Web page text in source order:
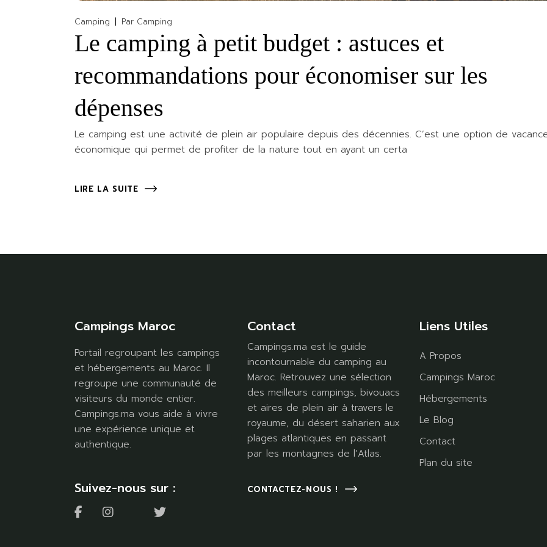
Camping Par Camping
Le camping à petit budget : astuces et
recommandations pour économiser sur les
dépenses
Le camping est une activité de plein air populaire depuis des décennies. C’est une option de
économique qui permet de profiter de la nature tout en ayant un certa
LIRE LA SUITE
Campings Maroc
Portail regroupant les campings
et hébergements au Maroc. Il
regroupe une communauté de
visiteurs du monde entier.
Campings.ma vous aide à vivre
une expérience unique et
authentique.
Suivez-nous sur :
Contact
Campings.ma est le guide
incontournable du camping au
Maroc. Retrouvez une sélection
des meilleurs campings, bivouacs
et aires de plein air à travers le
royaume, du désert saharien aux
plages atlantiques en passant
par les montagnes de l’Atlas.
CONTACTEZ-NOUS !
Liens Utiles
A Propos
Campings Maroc
Hébergements
Le Blog
Contact
Plan du site